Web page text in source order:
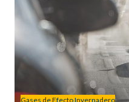
Gases de Efecto Invernadero